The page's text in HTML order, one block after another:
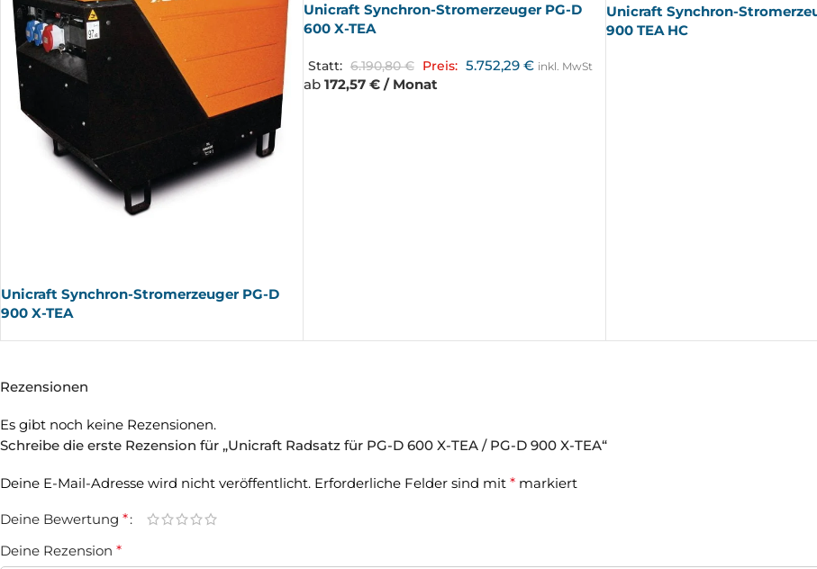
Unicraft Synchron-Stromerzeuger PG-D
900 X-TEA
Unicraft Synchron-Stromerzeuger PG-D
600 X-TEA
Statt: 6.190,80€ Preis: 5.752,29 € inkl. MwSt
ab 172,57 € / Monat
Unicraft Synchron-
900 TEA HC
Rezensionen
Es gibt noch keine Rezensionen.
Schreibe die erste Rezension für „Unicraft Radsatz für PG-D 600 X-TEA / PG-D 900 X-TEA“
Deine E-Mail-Adresse wird nicht veröffentlicht. Erforderliche Felder sind mit * markiert
Deine Bewertung *
Deine Rezension *